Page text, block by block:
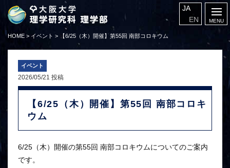
JA
EN
HOME > イベント > 【6/25（木）開催】第55回 南部コロキウム
イベント
2026/05/21 投稿
【6/25（木）開催】第55回 南部コロキ
ウム
6/25（木）開催の第55回 南部コロキウムについてのご案内
です。